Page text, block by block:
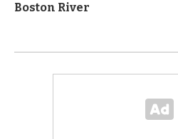
Boston River